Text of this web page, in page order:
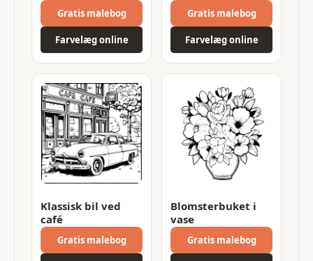
Gratis malebog
Farvelæg online
Gratis malebog
Farvelæg online
Klassisk bil ved
café
Gratis malebog
Blomsterbuket i
vase
Gratis malebog